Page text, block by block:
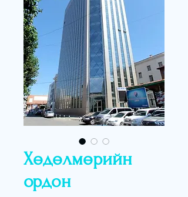
Хөдөлмөрийн
ордон